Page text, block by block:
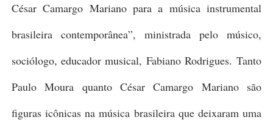
César Camargo Mariano para a música instrumental
brasileira contemporânea”, ministrada pelo músico,
sociólogo, educador musical, Fabiano Rodrigues.Tanto
Paulo Moura quanto César Camargo Mariano são
figuras icônicas na música brasileira que deixaram uma